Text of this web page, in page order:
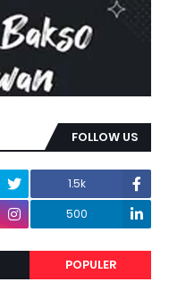
FOLLOW US
1.5k
500
POPULER